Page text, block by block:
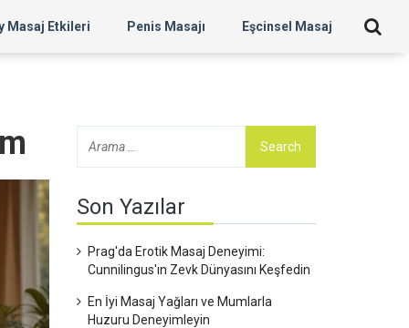
Masaj Etkileri Penis Masajı Eşcinsel Masaj
Son Yazılar
Prag'da Erotik Masaj Deneyimi:
Cunnilingus'ın Zevk Dünyasını Keşfedin
En İyi Masaj Yağları ve Mumlarla
Huzuru Deneyimleyin